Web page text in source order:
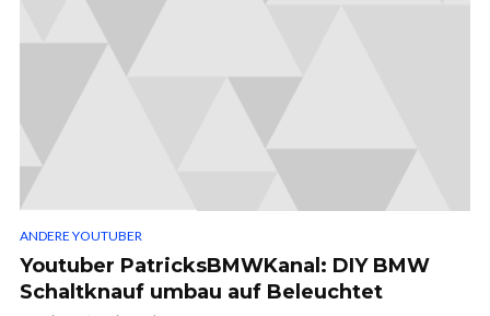
ANDERE YOUTUBER
Youtuber PatricksBMWKanal: DIY BMW
Schaltknauf umbau auf Beleuchtet